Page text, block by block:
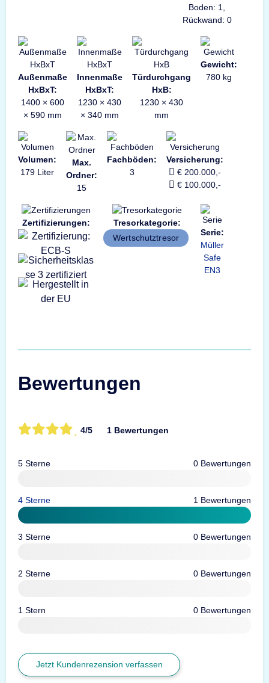
Boden: 1,
Rückwand: 0
Außenmaße
HxBxT:
1400 × 600
× 590 mm
Innenmaße
HxBxT:
1230 × 430
× 340 mm
Türdurchgang
HxB:
1230 × 430
mm
Gewicht:
780 kg
Volumen:
179 Liter
Max.
Ordner:
15
Fachböden:
3
Versicherung:
€ 200.000,-
€ 100.000,-
Zertifizierungen:
Tresorkategorie:
Wertschutztresor
Serie:
Müller
Safe
EN3
Bewertungen
4/5 1 Bewertungen
5 Sterne 0 Bewertungen
4 Sterne 1 Bewertungen
3 Sterne 0 Bewertungen
2 Sterne 0 Bewertungen
1 Stern 0 Bewertungen
Jetzt Kundenrezension verfassen